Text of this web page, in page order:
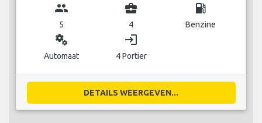
group
5
business_center
4
local_gas_station
Benzine
miscellaneous_services
Automaat
login
4 Portier
DETAILS WEERGEVEN...